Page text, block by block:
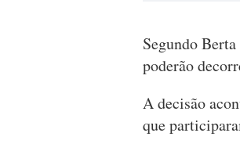
Segundo
poderão
A decisão
que